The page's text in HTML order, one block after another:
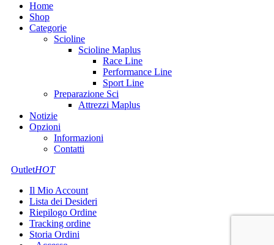
Home
Shop
Categorie
Scioline
Scioline Maplus
Race Line
Performance Line
Sport Line
Preparazione Sci
Attrezzi Maplus
Notizie
Opzioni
Informazioni
Contatti
OutletHOT
Il Mio Account
Lista dei Desideri
Riepilogo Ordine
Tracking ordine
Storia Ordini